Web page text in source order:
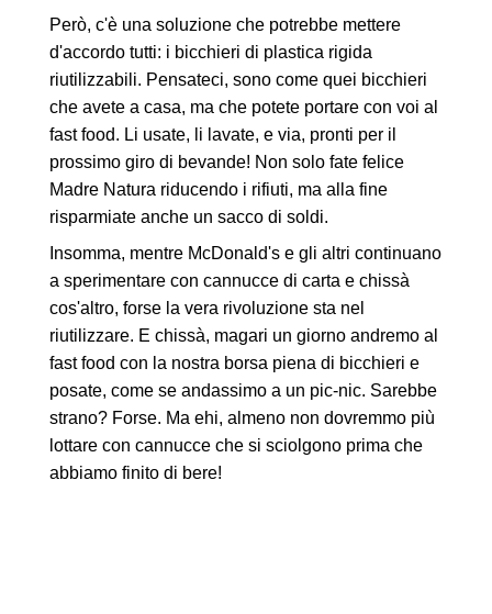
Però, c'è una soluzione che potrebbe mettere
d'accordo tutti: i bicchieri di plastica rigida
riutilizzabili. Pensateci, sono come quei bicchieri
che avete a casa, ma che potete portare con voi al
fast food. Li usate, li lavate, e via, pronti per il
prossimo giro di bevande! Non solo fate felice
Madre Natura riducendo i rifiuti, ma alla fine
risparmiate anche un sacco di soldi.
Insomma, mentre McDonald's e gli altri continuano
a sperimentare con cannucce di carta e chissà
cos'altro, forse la vera rivoluzione sta nel
riutilizzare. E chissà, magari un giorno andremo al
fast food con la nostra borsa piena di bicchieri e
posate, come se andassimo a un pic-nic. Sarebbe
strano? Forse. Ma ehi, almeno non dovremmo più
lottare con cannucce che si sciolgono prima che
abbiamo finito di bere!